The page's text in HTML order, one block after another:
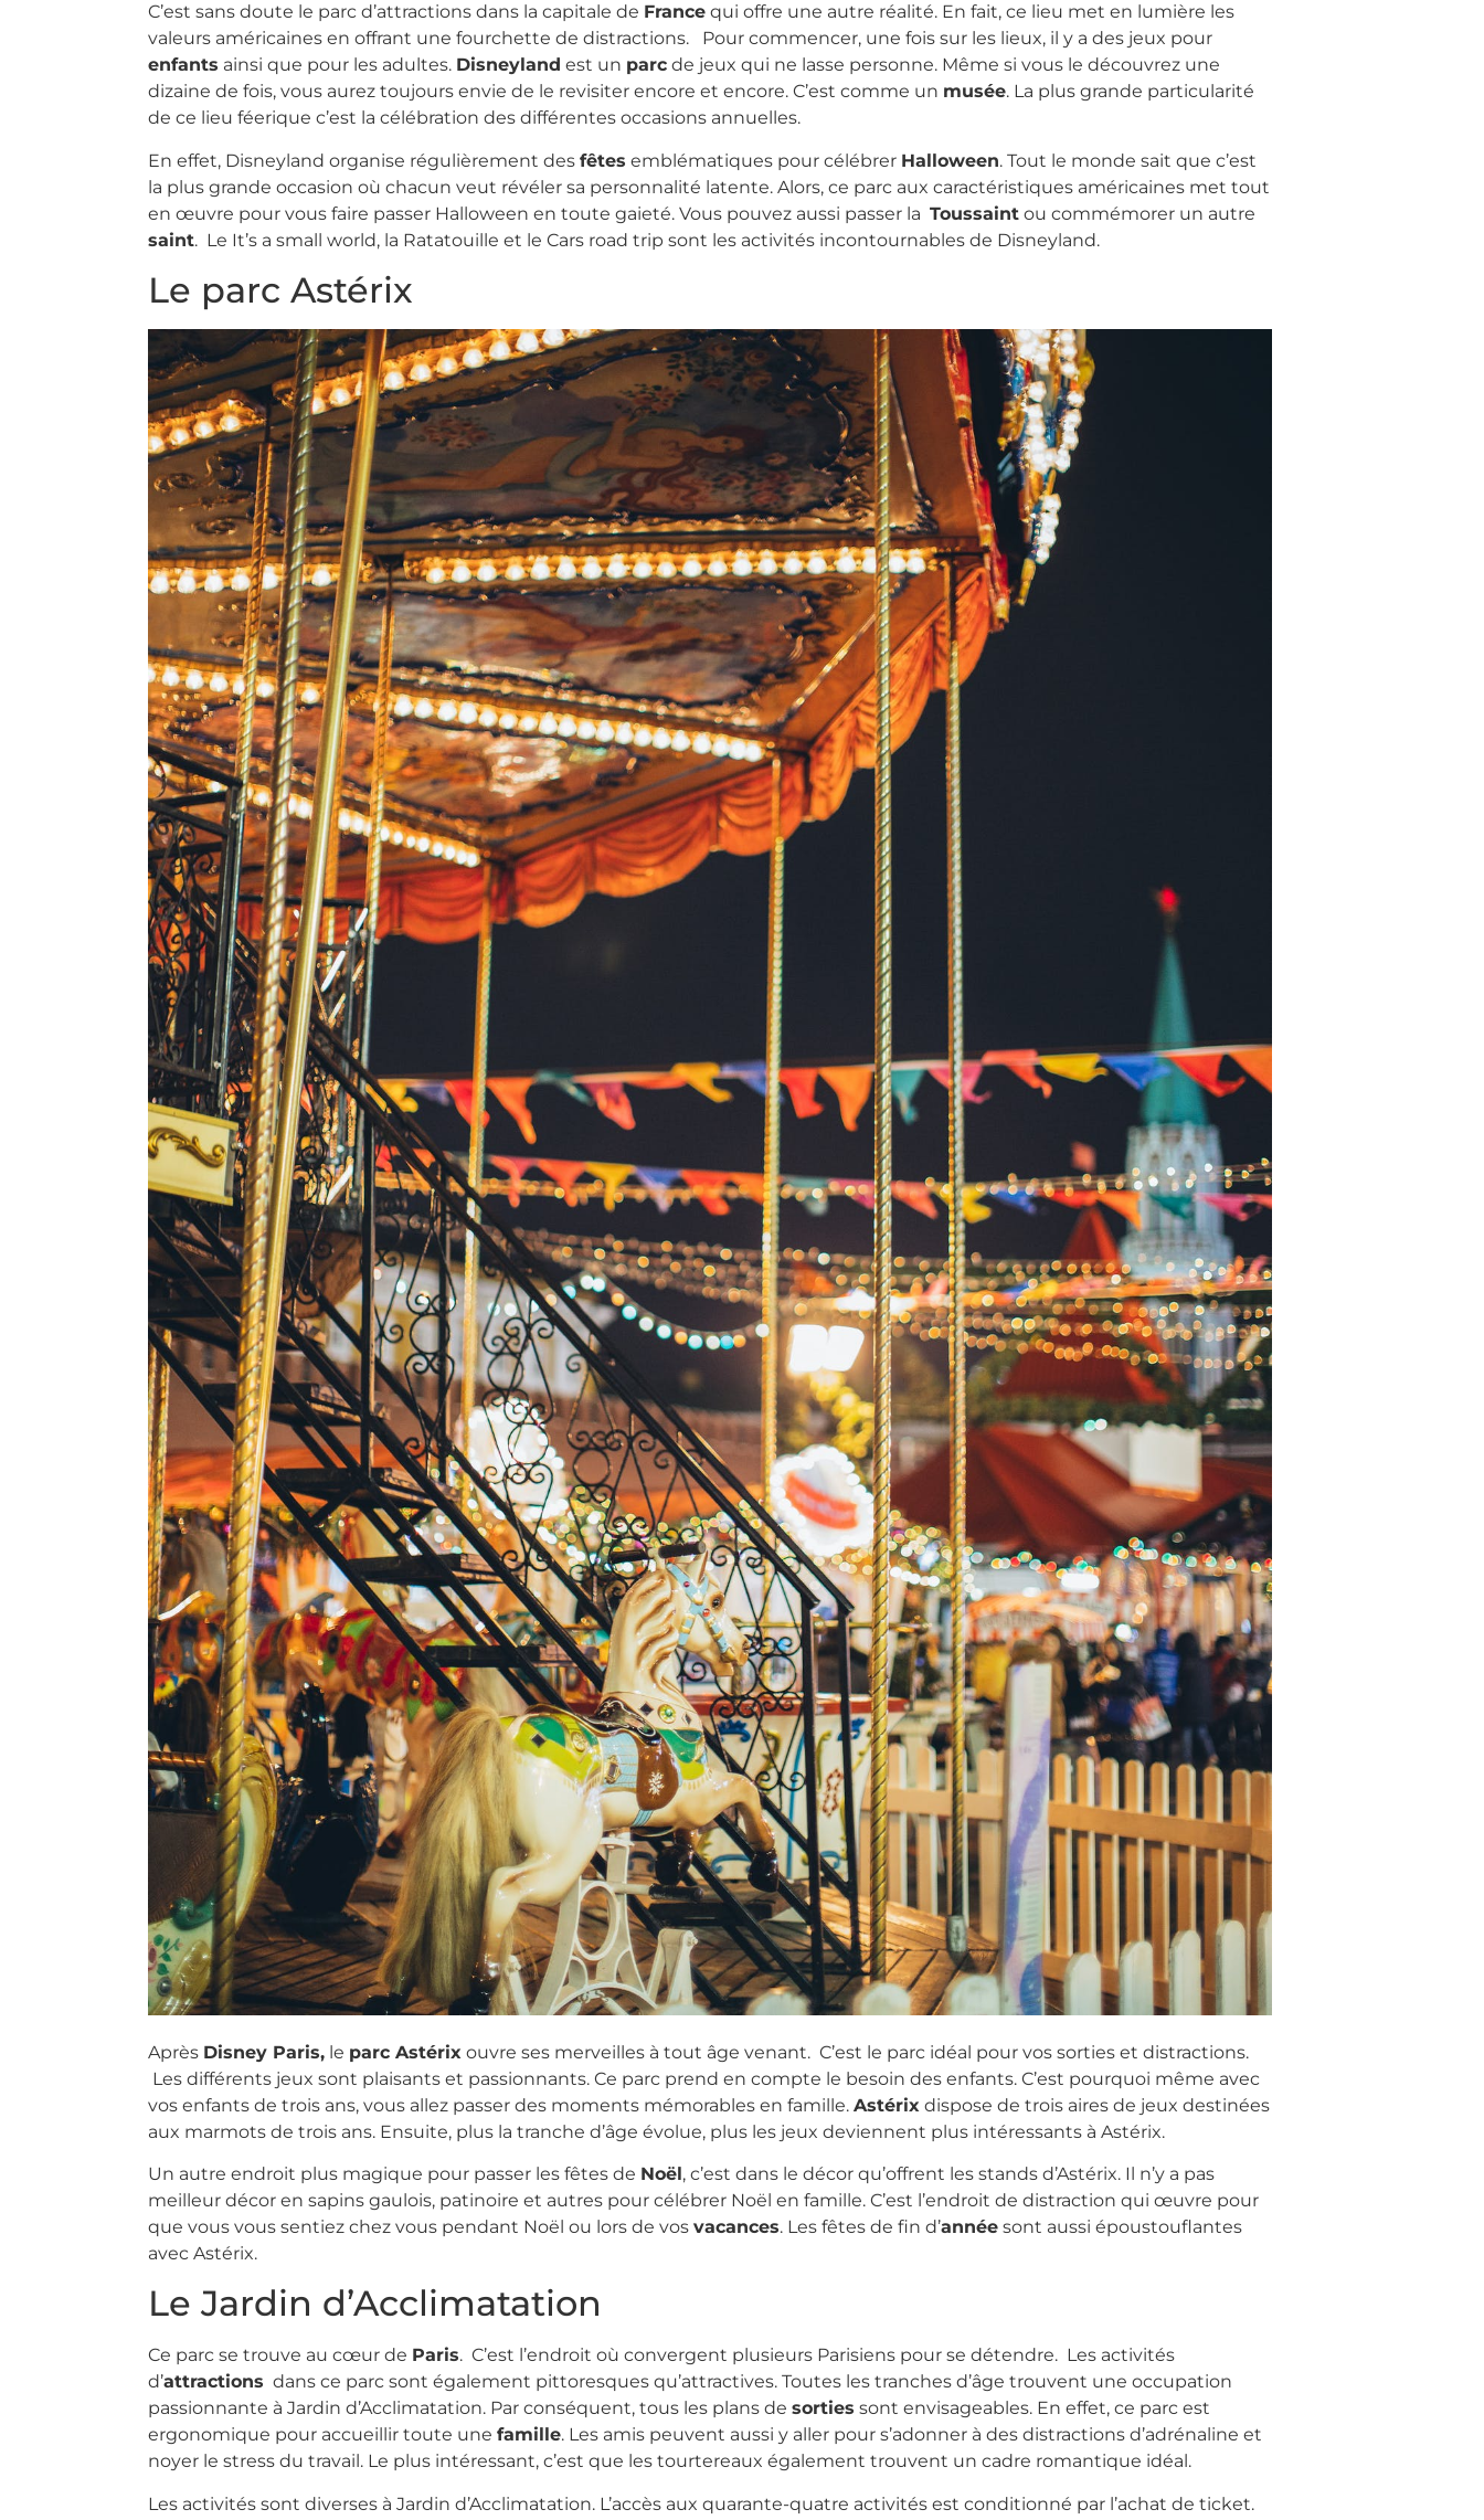
C’est sans doute le parc d’attractions dans la capitale de France qui offre une autre réalité. En fait, ce lieu met en lumière les
valeurs américaines en offrant une fourchette de distractions. Pour commencer, une fois sur les lieux, il y a des jeux pour
enfants ainsi que pour les adultes. Disneyland est un parc de jeux qui ne lasse personne. Même si vous le découvrez une
dizaine de fois, vous aurez toujours envie de le revisiter encore et encore. C’est comme un musée. La plus grande particularité
de ce lieu féerique c’est la célébration des différentes occasions annuelles.
En effet, Disneyland organise régulièrement desfêtes emblématiques pour célébrer Halloween. Tout le monde sait que c’est
la plus grande occasion où chacun veut révéler sa personnalité latente. Alors, ce parc aux caractéristiques américaines met tout
en œuvre pour vous faire passer Halloween en toute gaieté. Vous pouvez aussi passer laToussaint ou commémorer un autre
saint. Le It’s a small world, la Ratatouille et le Cars road trip sont les activités incontournables de Disneyland.
Le parc Astérix
Après Disney Paris, le parc Astérix ouvre ses merveilles à tout âge venant. C’est le parc idéal pour vos sorties et distractions.
Les différents jeux sont plaisants et passionnants. Ce parc prend en compte le besoin des enfants. C’est pourquoi même avec
vos enfants de trois ans, vous allez passer des moments mémorables en famille.Astérix dispose de trois aires de jeux destinées
aux marmots de trois ans. Ensuite, plus la tranche d’âge évolue, plus les jeux deviennent plus intéressants à Astérix.
Un autre endroit plus magique pour passer les fêtes de Noël, c’est dans le décor qu’offrent les stands d’Astérix. Il n’y a pas
meilleur décor en sapins gaulois, patinoire et autres pour célébrer Noël en famille. C’est l’endroit de distraction qui œuvre pour
que vous vous sentiez chez vous pendant Noël ou lors de vosvacances. Les fêtes de fin d’année sont aussi époustouflantes
avec Astérix.
Le Jardin d’Acclimatation
Ce parc se trouve au cœur de Paris. C’est l’endroit où convergent plusieurs Parisiens pour se détendre. Les activités
d’attractions dans ce parc sont également pittoresques qu’attractives. Toutes les tranches d’âge trouvent une occupation
passionnante à Jardin d’Acclimatation. Par conséquent, tous les plans desorties sont envisageables. En effet, ce parc est
ergonomique pour accueillir toute unefamille. Les amis peuvent aussi y aller pour s’adonner à des distractions d’adrénaline et
noyer le stress du travail. Le plus intéressant, c’est que les tourtereaux également trouvent un cadre romantique idéal.
Les activités sont diverses à Jardin d’Acclimatation. L’accès aux quarante-quatre activités est conditionné par l’achat de ticket.